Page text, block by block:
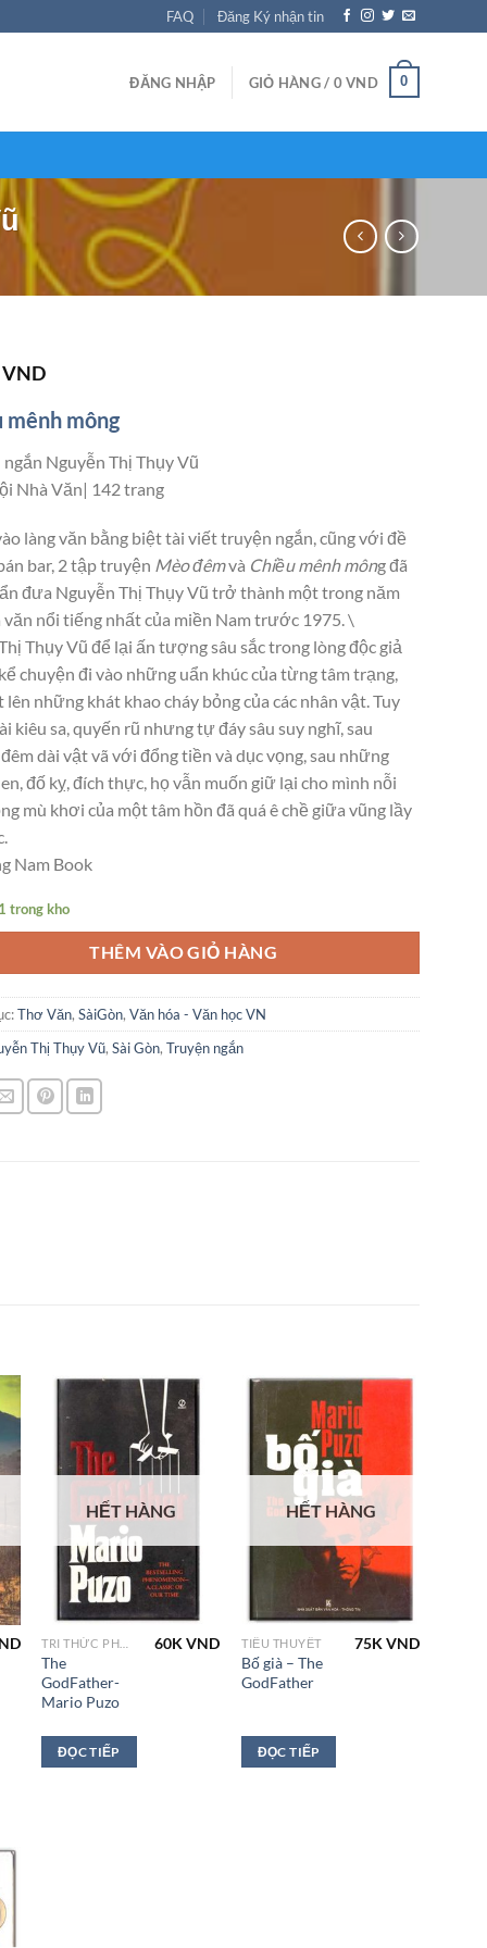
FAQ Đăng Ký nhận tin
ĐĂNG NHẬP GIỎ HÀNG / 0VND 0
VND
mênh mông
Nguyễn Thị Thụy Vũ
Nhà Văn| 142 trang
làng văn bằng biệt tài viết truyện ngắn, cũng với đề
bar, 2 tập truyện Mèo đêmvà Chiều mênh mông đã
đưa Nguyễn Thị Thụy Vũ trở thành một trong năm
nổi tiếng nhất của miền Nam trước 1975. \
Thụy Vũ để lại ấn tượng sâu sắc trong lòng độc giả
chuyện đi vào những uẩn khúc của từng tâm trạng,
lên những khát khao cháy bỏng của các nhân vật. Tuy
kiêu sa, quyến rũ nhưng tự đáy sâu suy nghĩ, sau
dài vật vã với đổng tiền và dục vọng, sau những
đố kỵ, đích thực, họ vẫn muốn giữ lại cho mình nỗi
mù khơi của một tâm hồn đã quá ê chề giữa vũng lầy
Nam Book
trong kho
THÊM VÀO GIỎ HÀNG
Thơ Văn, SàiGòn, Văn hóa - Văn học VN
Thị Thụy Vũ, Sài Gòn, Truyện ngắn
HẾT HÀNG
The
GodFather-
Mario Puzo
60KVND
ĐỌC TIẾP
HẾT HÀNG
TIỂU THUYẾT
Bố già – The
GodFather
75KVND
ĐỌC TIẾP